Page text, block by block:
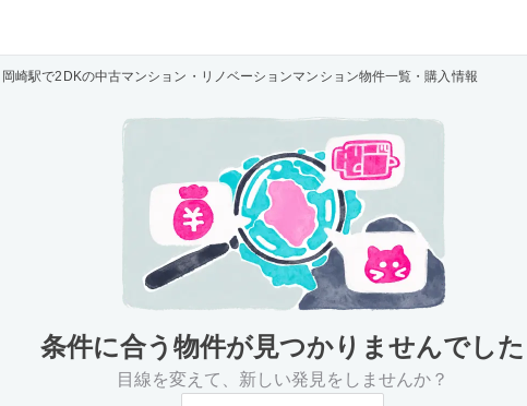
岡崎駅で2DKの中古マンション・リノベーションマンション物件一覧・購入情報
条件に合う物件が見つかりませんでした
目線を変えて、新しい発見をしませんか？